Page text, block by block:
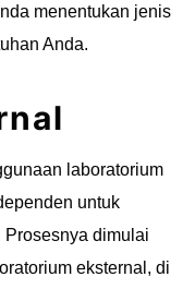
menentukan jenis
Anda.
laboratorium
untuk
Prosesnya dimulai
eksternal, di